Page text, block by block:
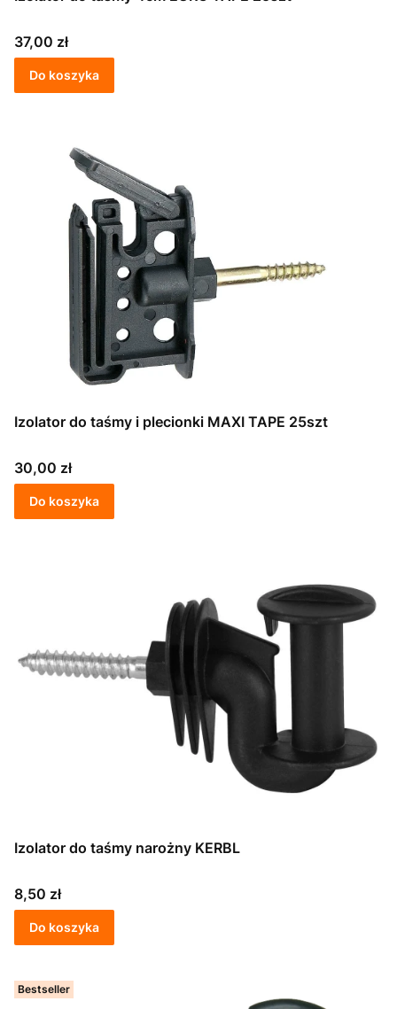
Cena
37,00 zł
Do koszyka
Izolator do taśmy i plecionki MAXI TAPE 25szt
Cena
30,00 zł
Do koszyka
Izolator do taśmy narożny KERBL
Cena
8,50 zł
Do koszyka
Bestseller